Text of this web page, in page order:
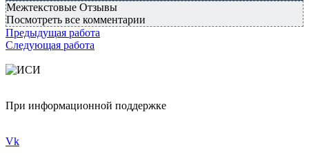
Межтекстовые Отзывы
Посмотреть все комментарии
Предыдущая работа
Следующая работа
При информационной поддержке
Vk